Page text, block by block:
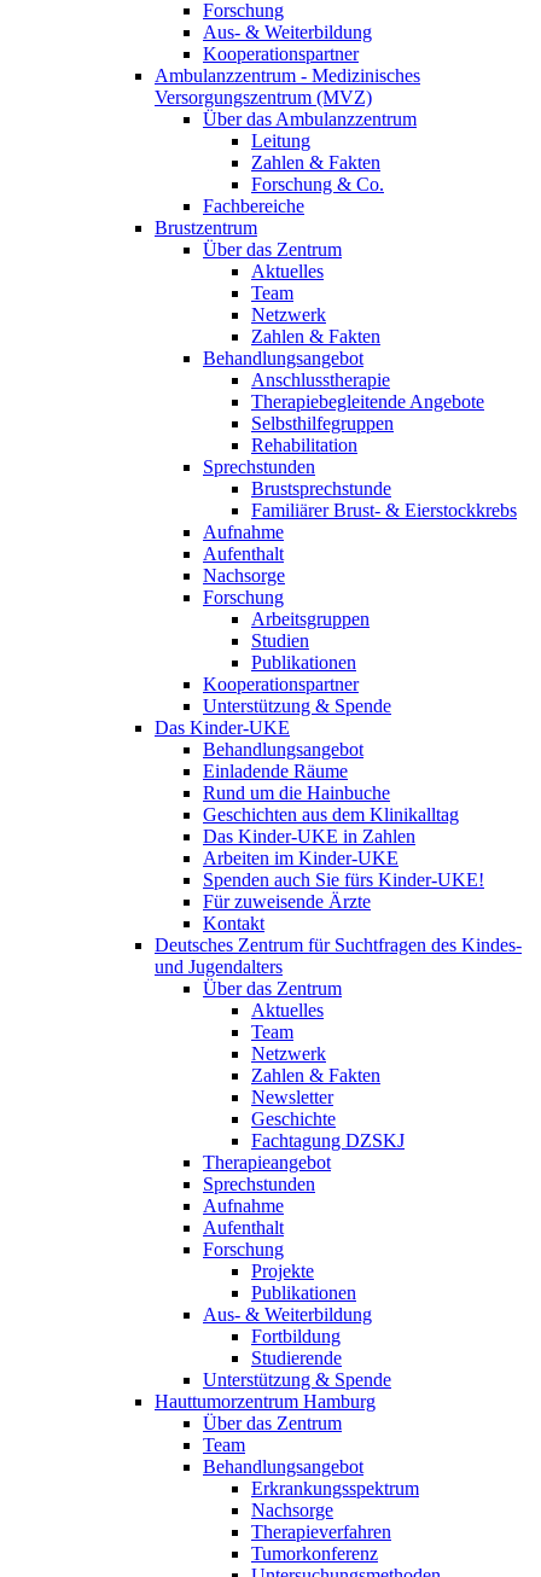
Forschung
Aus- & Weiterbildung
Kooperationspartner
Ambulanzzentrum - Medizinisches
Versorgungszentrum (MVZ)
Über das Ambulanzzentrum
Leitung
Zahlen & Fakten
Forschung & Co.
Fachbereiche
Brustzentrum
Über das Zentrum
Aktuelles
Team
Netzwerk
Zahlen & Fakten
Behandlungsangebot
Anschlusstherapie
Therapiebegleitende Angebote
Selbsthilfegruppen
Rehabilitation
Sprechstunden
Brustsprechstunde
Familiärer Brust- & Eierstockkrebs
Aufnahme
Aufenthalt
Nachsorge
Forschung
Arbeitsgruppen
Studien
Publikationen
Kooperationspartner
Unterstützung & Spende
Das Kinder-UKE
Behandlungsangebot
Einladende Räume
Rund um die Hainbuche
Geschichten aus dem Klinikalltag
Das Kinder-UKE in Zahlen
Arbeiten im Kinder-UKE
Spenden auch Sie fürs Kinder-UKE!
Für zuweisende Ärzte
Kontakt
Deutsches Zentrum für Suchtfragen des Kindes-
und Jugendalters
Über das Zentrum
Aktuelles
Team
Netzwerk
Zahlen & Fakten
Newsletter
Geschichte
Fachtagung DZSKJ
Therapieangebot
Sprechstunden
Aufnahme
Aufenthalt
Forschung
Projekte
Publikationen
Aus- & Weiterbildung
Fortbildung
Studierende
Unterstützung & Spende
Hauttumorzentrum Hamburg
Über das Zentrum
Team
Behandlungsangebot
Erkrankungsspektrum
Nachsorge
Therapieverfahren
Tumorkonferenz